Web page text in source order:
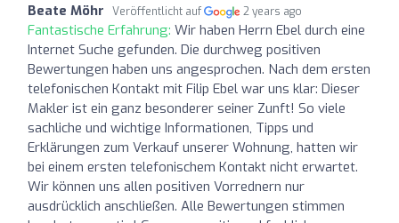
Beate Möhr Veröffentlicht auf 2 years ago
Fantastische Erfahrung: Wir haben Herrn Ebel durch eine
Internet Suche gefunden. Die durchweg positiven
Bewertungen haben uns angesprochen. Nach dem ersten
telefonischen Kontakt mit Filip Ebel war uns klar: Dieser
Makler ist ein ganz besonderer seiner Zunft! So viele
sachliche und wichtige Informationen, Tipps und
Erklärungen zum Verkauf unserer Wohnung, hatten wir
bei einem ersten telefonischem Kontakt nicht erwartet.
Wir können uns allen positiven Vorrednern nur
ausdrücklich anschließen. Alle Bewertungen stimmen